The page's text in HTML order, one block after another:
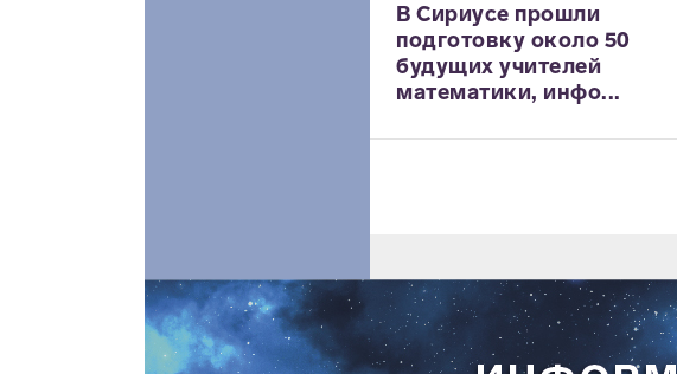
В Сириусе прошли
подготовку около 50
будущих учителей
математики, инфо...